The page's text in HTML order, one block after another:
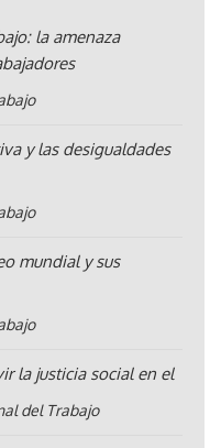
la amenaza
y las desigualdades
mundial y sus
la justicia social en el
del Trabajo